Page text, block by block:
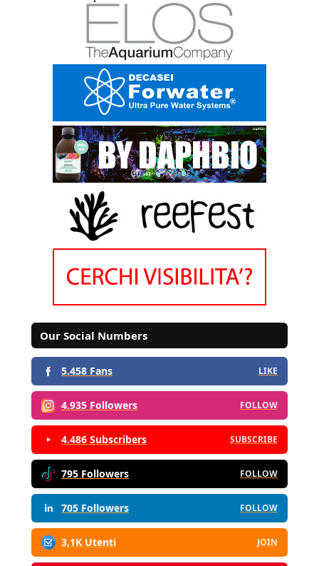
Our Social Numbers
5.458 Fans LIKE
4.935 Followers FOLLOW
4.486 Subscribers SUBSCRIBE
795 Followers FOLLOW
705 Followers FOLLOW
3,1K Utenti JOIN